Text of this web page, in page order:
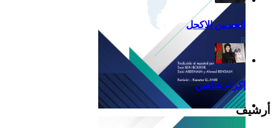
Reflexiones
الحسين الاكحل
إكرام شاهين
أرشيف